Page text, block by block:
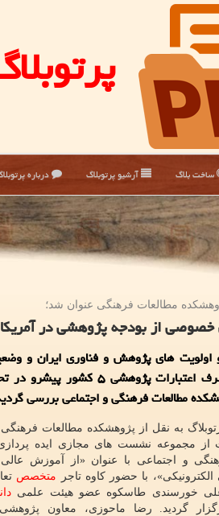
ساخت بلاگ آرشیو پرتوبلاگ درباره
مطالعات فرهنگی عنوان شد؛
از بودجه پژوهشی در
های پژوهش و فناوری ایران و
گذاری و مصرف اعتبارات پژوهشی ۵
مطالعات فرهنگی و اجتماعی بررسی
به نقل از پژوهشکده مطالعات
از مجموعه نشست های مجازی ایده
و اجتماعی با عنوان «از آموزش
با حضور کاوه تاجر متخصص
علی خورسندی طاسکوه عضو هیئت علمی
گردید. رضا ماحوزی، معاون